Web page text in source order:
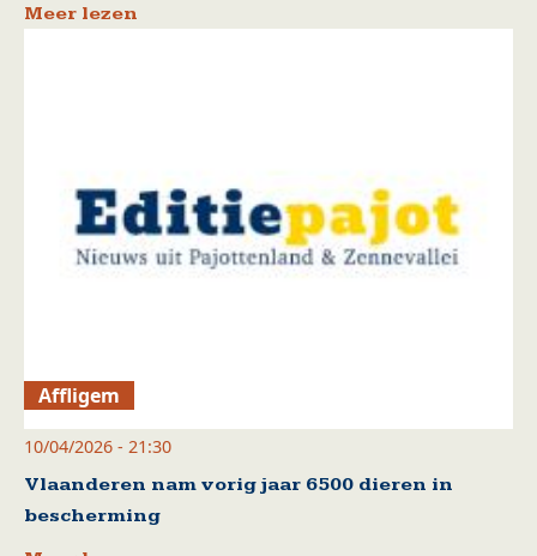
Meer lezen
Affligem
10/04/2026 - 21:30
Vlaanderen nam vorig jaar 6500 dieren in
bescherming